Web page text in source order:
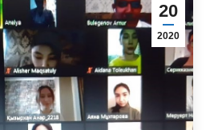
20
2020